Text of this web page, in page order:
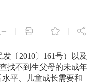
  
〔2010〕161号）以及
找不到生父母的未成年
平、儿童成长需要和